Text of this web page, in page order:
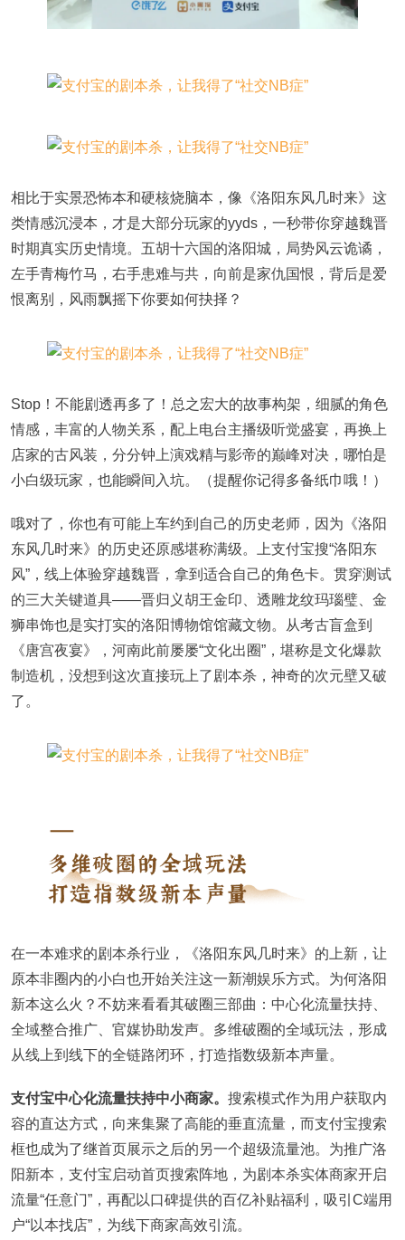
相比于实景恐怖本和硬核烧脑本，像《洛阳东风几时来》这
类情感沉浸本，才是大部分玩家的yyds，一秒带你穿越魏晋
时期真实历史情境。五胡十六国的洛阳城，局势风云诡谲，
左手青梅竹马，右手患难与共，向前是家仇国恨，背后是爱
恨离别，风雨飘摇下你要如何抉择？
Stop！不能剧透再多了！总之宏大的故事构架，细腻的角色
情感，丰富的人物关系，配上电台主播级听觉盛宴，再换上
店家的古风装，分分钟上演戏精与影帝的巅峰对决，哪怕是
小白级玩家，也能瞬间入坑。（提醒你记得多备纸巾哦！）
哦对了，你也有可能上车约到自己的历史老师，因为《洛阳
东风几时来》的历史还原感堪称满级。上支付宝搜“洛阳东
风”，线上体验穿越魏晋，拿到适合自己的角色卡。贯穿测试
的三大关键道具——晋归义胡王金印、透雕龙纹玛瑙璧、金
狮串饰也是实打实的洛阳博物馆馆藏文物。从考古盲盒到
《唐宫夜宴》，河南此前屡屡“文化出圈”，堪称是文化爆款
制造机，没想到这次直接玩上了剧本杀，神奇的次元壁又破
了。
在一本难求的剧本杀行业，《洛阳东风几时来》的上新，让
原本非圈内的小白也开始关注这一新潮娱乐方式。为何洛阳
新本这么火？不妨来看看其破圈三部曲：中心化流量扶持、
全域整合推广、官媒协助发声。多维破圈的全域玩法，形成
从线上到线下的全链路闭环，打造指数级新本声量。
支付宝中心化流量扶持中小商家。 搜索模式作为用户获取内
容的直达方式，向来集聚了高能的垂直流量，而支付宝搜索
框也成为了继首页展示之后的另一个超级流量池。为推广洛
阳新本，支付宝启动首页搜索阵地，为剧本杀实体商家开启
流量“任意门”，再配以口碑提供的百亿补贴福利，吸引C端用
户“以本找店”，为线下商家高效引流。